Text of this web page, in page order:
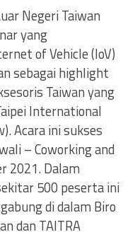
Negeri Taiwan
yang
of Vehicle (IoV)
sebagai highlight
Taiwan yang
International
Acara ini sukses
– Coworking and
2021. Dalam
500 peserta ini
di dalam Biro
dan TAITRA